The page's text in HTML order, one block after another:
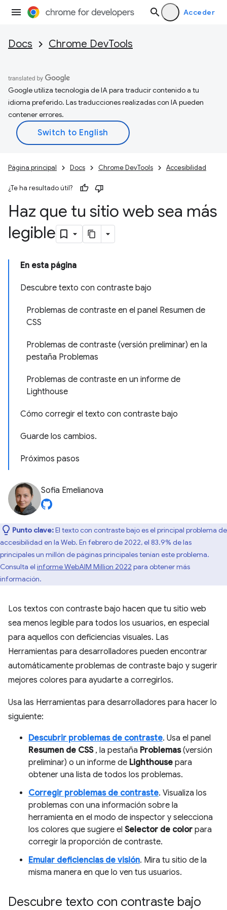
Acceder
Docs Chrome DevTools
Google utiliza tecnología de IA para traducir contenido a tu
idioma preferido. Las traducciones realizadas con IA pueden
contener errores.
Página principal Docs Chrome DevTools Accesibilidad
¿Te ha resultado útil?
Haz que tu sitio web sea más
legible
En esta página
Descubre texto con contraste bajo
Problemas de contraste en el panel Resumen de
CSS
Problemas de contraste (versión preliminar) en la
pestaña Problemas
Problemas de contraste en un informe de
Lighthouse
Cómo corregir el texto con contraste bajo
Guarde los cambios.
Próximos pasos
Sofia Emelianova
Punto clave:El texto con contraste bajo es el principal problema de
accesibilidad en la Web. En febrero de 2022, el 83.9% de las
principales un millón de páginas principales tenían este problema.
Consulta el informe WebAIM Million 2022 para obtener más
información.
Los textos con contraste bajo hacen que tu sitio web
sea menos legible para todos los usuarios, en especial
para aquellos con deficiencias visuales. Las
Herramientas para desarrolladores pueden encontrar
automáticamente problemas de contraste bajo y sugerir
mejores colores para ayudarte a corregirlos.
Usa las Herramientas para desarrolladores para hacer lo
siguiente:
Descubrir problemas de contraste. Usa el panel
Resumen de CSS, la pestaña Problemas(versión
preliminar) o un informe de Lighthouse para
obtener una lista de todos los problemas.
Corregir problemas de contraste. Visualiza los
problemas con una información sobre la
herramienta en el modo de inspector y selecciona
los colores que sugiere el Selector de color para
corregir la proporción de contraste.
Emular deficiencias de visión. Mira tu sitio de la
misma manera en que lo ven tus usuarios.
Descubre texto con contraste bajo